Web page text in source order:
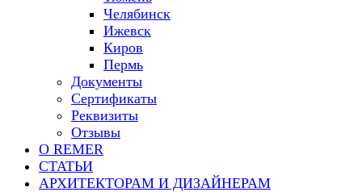
Челябинск
Ижевск
Киров
Пермь
Документы
Сертификаты
Реквизиты
Отзывы
О REMER
СТАТЬИ
АРХИТЕКТОРАМ И ДИЗАЙНЕРАМ